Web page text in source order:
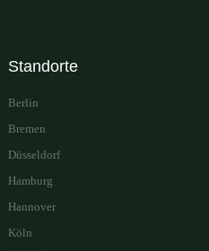
Standorte
Berlin
Bremen
Düsseldorf
Hamburg
Hannover
Köln